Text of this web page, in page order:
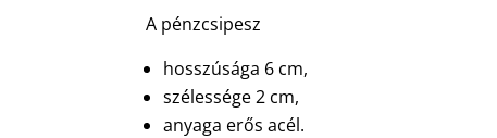
A pénzcsipesz
hosszúsága 6 cm,
szélessége 2 cm,
anyaga erős acél.